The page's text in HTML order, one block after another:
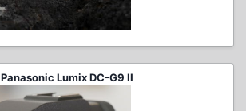
Panasonic Lumix DC-G9 II